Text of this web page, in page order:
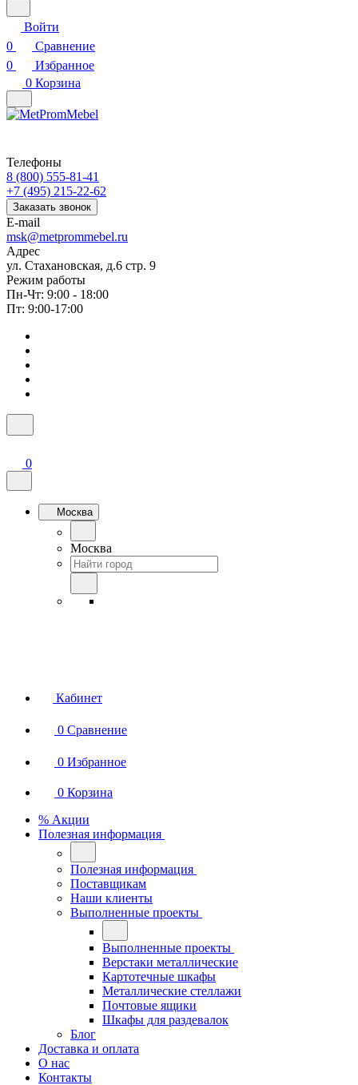
Войти
0
Сравнение
0
Избранное
0 Корзина
Телефоны
8 (800) 555-81-41
+7 (495) 215-22-62
Заказать звонок
E-mail
msk@metprommebel.ru
Адрес
ул. Стахановская, д.6 стр. 9
Режим работы
Пн-Чт: 9:00 - 18:00
Пт: 9:00-17:00
0
Москва
Москва
Кабинет
0 Сравнение
0 Избранное
0 Корзина
% Акции
Полезная информация
Полезная информация
Поставщикам
Наши клиенты
Выполненные проекты
Выполненные проекты
Верстаки металлические
Картотечные шкафы
Металлические стеллажи
Почтовые ящики
Шкафы для раздевалок
Блог
Доставка и оплата
О нас
Контакты